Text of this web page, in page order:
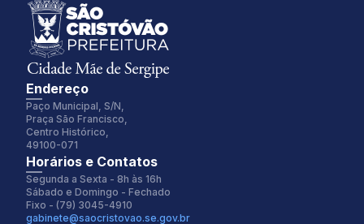
Inter
Endereço
Paço Municipal, S/N,
Praça São Francisco,
Centro Histórico,
49100-071
Horários e Contatos
Segunda a Sexta - 8h às 16h
Sábado e Domingo - Fechado
Fixo - (79) 3045-4910
gabinete@saocristovao.se.gov.br